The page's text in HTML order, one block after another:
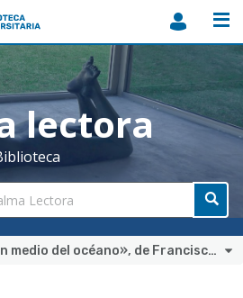
lectora
Lectura 91: «El teatro en medio del océano», de Francisco Juan Quevedo García